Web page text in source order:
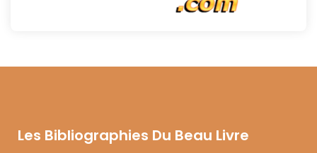
Les Bibliographies Du Beau Livre